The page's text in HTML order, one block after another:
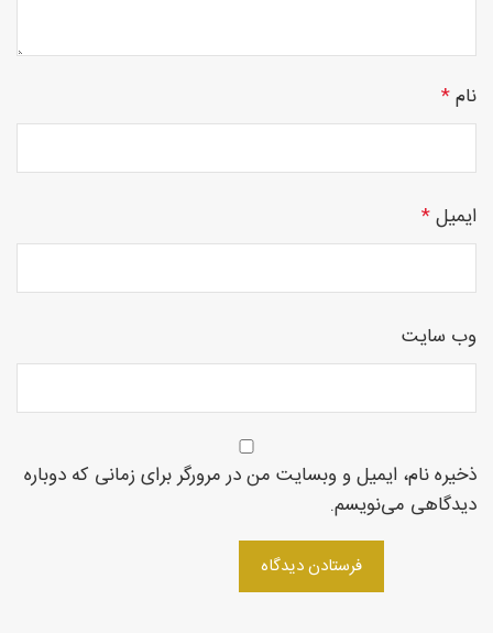
سی
روتاری
در
شمال
غرب
نام*
ایمیل*
وب‌ سایت
ذخیره نام، ایمیل و وبسایت من در مرورگر برای زمانی که دوباره
دیدگاهی می‌نویسم.